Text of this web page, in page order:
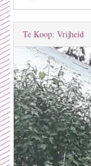
Te Koop: Vrijheid